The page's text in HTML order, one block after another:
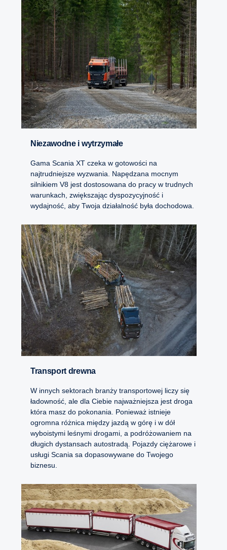
Niezawodne i wytrzymałe
Gama Scania XT czeka w gotowości na
najtrudniejsze wyzwania. Napędzana mocnym
silnikiem V8 jest dostosowana do pracy w trudnych
warunkach, zwiększając dyspozycyjność i
wydajność, aby Twoja działalność była dochodowa.
Transport drewna
W innych sektorach branży transportowej liczy się
ładowność, ale dla Ciebie najważniejsza jest droga
która masz do pokonania. Ponieważ istnieje
ogromna różnica między jazdą w górę i w dół
wyboistymi leśnymi drogami, a podróżowaniem na
długich dystansach autostradą. Pojazdy ciężarowe i
usługi Scania sa dopasowywane do Twojego
biznesu.